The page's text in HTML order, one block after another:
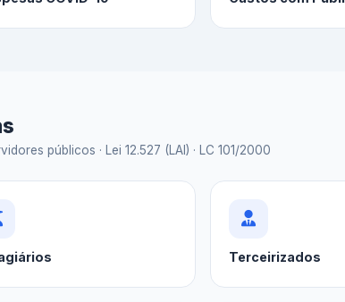
públicos · Lei 12.527 (LAI) · LC 101/2000
Terceirizados